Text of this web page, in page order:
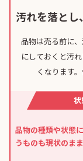
汚れを落とし
品物は売る前に
にしておくと汚
くなります
品物の種類や状態
うものも現状のま